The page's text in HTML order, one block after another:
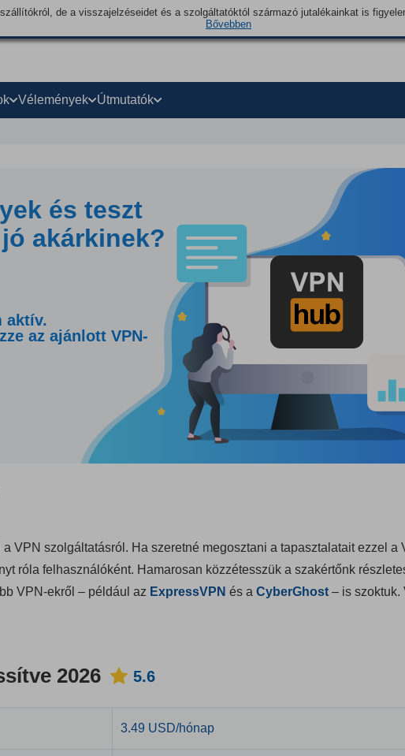
de a visszajelzéseidet és a szolgáltatóktól származó jutalékainkat is
Bővebben
Vélemények Útmutatók
és teszt
akárkinek?
aktív.
az ajánlott VPN-
VPN szolgáltatásról. Ha szeretné megosztani a tapasztalatait ezzel a
róla felhasználóként. Hamarosan közzétesszük a szakértőnk
VPN-ekről – például az ExpressVPN és a CyberGhost – is szoktuk.
2026 5.6
3.49 USD/hónap